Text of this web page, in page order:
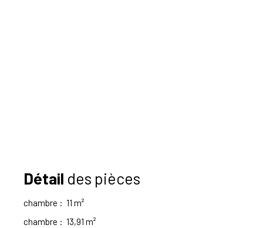
Détail des pièces
chambre : 11 m²
chambre : 13,91 m²